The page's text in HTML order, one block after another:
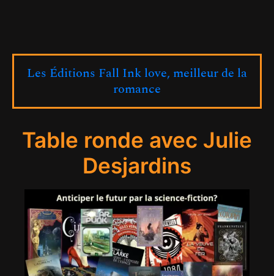
Les Éditions Fall Ink love, meilleur de la
romance
Table ronde avec Julie
Desjardins